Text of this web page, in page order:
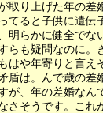
取り上げた年の差
てると子供に遺伝
明らかに健全でな
らも疑問なのに。
はや年寄りと言え
盾は。んで歳の差
が、年の差婚なん
さそうです。これ